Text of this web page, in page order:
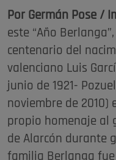
Por Germán Pose /
este “Año
centenario del
valenciano Luis
junio de 1921-
noviembre de 2010)
propio homenaje al
de Alarcón durante
familia Berlanga